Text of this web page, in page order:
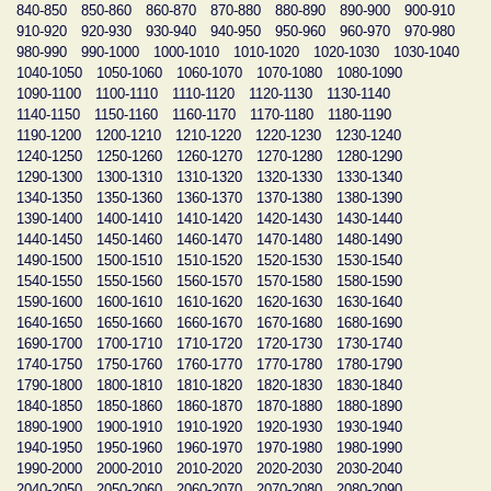
840-850
850-860 860-870 870-880 880-890 890-900
900-910
910-920
920-930 930-940 940-950 950-960 960-970
970-980
980-990
990-1000 1000-1010 1010-1020 1020-1030
1030-1040
1040-1050
1050-1060 1060-1070 1070-1080
1080-1090
1090-1100
1100-1110 1110-1120 1120-1130
1130-1140
1140-1150
1150-1160 1160-1170 1170-1180
1180-1190
1190-1200
1200-1210 1210-1220 1220-1230
1230-1240
1240-1250
1250-1260 1260-1270 1270-1280
1280-1290
1290-1300
1300-1310 1310-1320 1320-1330
1330-1340
1340-1350
1350-1360 1360-1370 1370-1380
1380-1390
1390-1400
1400-1410 1410-1420 1420-1430
1430-1440
1440-1450
1450-1460 1460-1470 1470-1480
1480-1490
1490-1500
1500-1510 1510-1520 1520-1530
1530-1540
1540-1550
1550-1560 1560-1570 1570-1580
1580-1590
1590-1600
1600-1610 1610-1620 1620-1630
1630-1640
1640-1650
1650-1660 1660-1670 1670-1680
1680-1690
1690-1700
1700-1710 1710-1720 1720-1730
1730-1740
1740-1750
1750-1760 1760-1770 1770-1780
1780-1790
1790-1800
1800-1810 1810-1820 1820-1830
1830-1840
1840-1850
1850-1860 1860-1870 1870-1880
1880-1890
1890-1900
1900-1910 1910-1920 1920-1930
1930-1940
1940-1950
1950-1960 1960-1970 1970-1980
1980-1990
1990-2000
2000-2010 2010-2020 2020-2030
2030-2040